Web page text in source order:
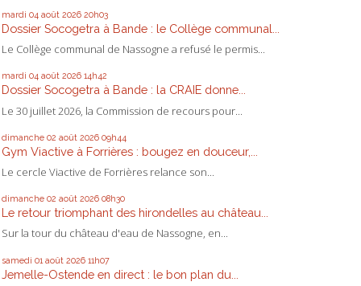
mardi 04 août 2026 20h03
Dossier Socogetra à Bande : le Collège communal...
Le Collège communal de Nassogne a refusé le permis...
mardi 04 août 2026 14h42
Dossier Socogetra à Bande : la CRAIE donne...
Le 30 juillet 2026, la Commission de recours pour...
dimanche 02 août 2026 09h44
Gym Viactive à Forrières : bougez en douceur,...
Le cercle Viactive de Forrières relance son...
dimanche 02 août 2026 08h30
Le retour triomphant des hirondelles au château...
Sur la tour du château d'eau de Nassogne, en...
samedi 01 août 2026 11h07
Jemelle-Ostende en direct : le bon plan du...